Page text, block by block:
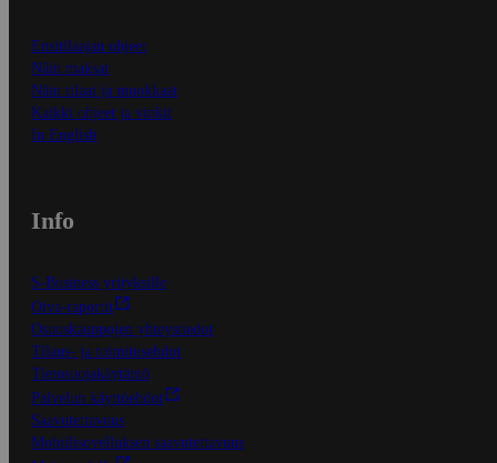
Ensitilaajan ohjeet
Näin maksat
Näin tilaat ja muokkaat
Kaikki ohjeet ja vinkit
In English
Info
S-Business yrityksille
Oiva-raportit
Osuuskauppojen yhteystiedot
Tilaus- ja toimitusehdot
Tietosuojakäytäntö
Palvelun käyttöehdot
Saavutettavuus
Mobiilisovelluksen saavutettavuus